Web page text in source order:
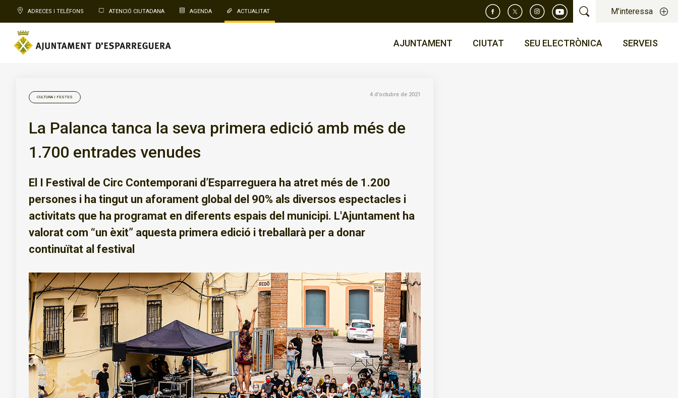
ADRECES I TELÈFONS ATENCIÓ CIUTADANA AGENDA ACTUALITAT M'interessa
AJUNTAMENT CIUTAT SEU ELECTRÒNICA SERVEIS
CULTURA I FESTES 4 d’octubre de 2021
La Palanca tanca la seva primera edició amb més de
1.700 entrades venudes
El I Festival de Circ Contemporani d’Esparreguera ha atret més de 1.200
persones i ha tingut un aforament global del 90% als diversos espectacles i
activitats que ha programat en diferents espais del municipi. L'Ajuntament ha
valorat com “un èxit” aquesta primera edició i treballarà per a donar
continuïtat al festival